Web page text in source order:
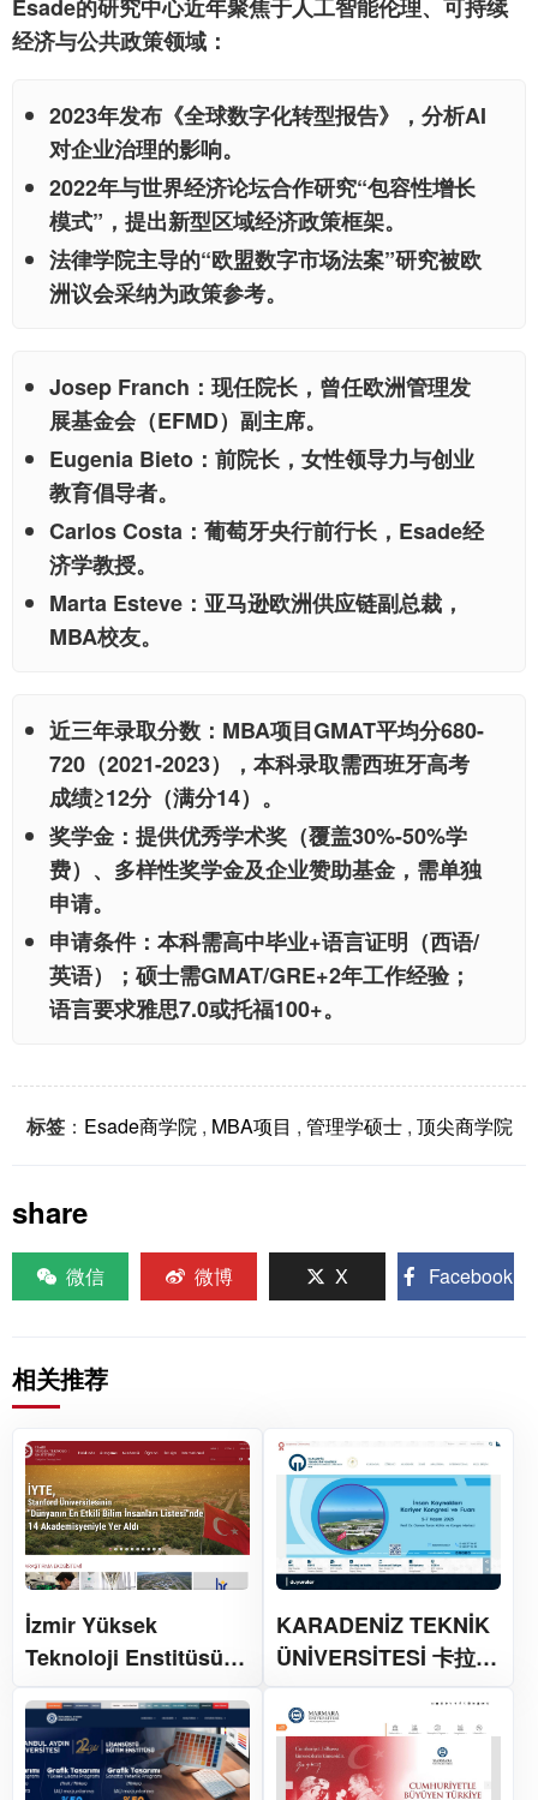
Esade的研究中心近年聚焦于人工智能伦理、可持续
经济与公共政策领域：
2023年发布《全球数字化转型报告》，分析AI
对企业治理的影响。
2022年与世界经济论坛合作研究“包容性增长
模式”，提出新型区域经济政策框架。
法律学院主导的“欧盟数字市场法案”研究被欧
洲议会采纳为政策参考。
Josep Franch ：现任院长，曾任欧洲管理发
展基金会（EFMD）副主席。
Eugenia Bieto ：前院长，女性领导力与创业
教育倡导者。
Carlos Costa ：葡萄牙央行前行长，Esade经
济学教授。
Marta Esteve ：亚马逊欧洲供应链副总裁，
MBA校友。
近三年录取分数 ：MBA项目GMAT平均分680-
720（2021-2023），本科录取需西班牙高考
成绩≥12分（满分14）。
奖学金 ：提供优秀学术奖（覆盖30%-50%学
费）、多样性奖学金及企业赞助基金，需单独
申请。
申请条件：本科需高中毕业+语言证明（西语/
英语）；硕士需GMAT/GRE+2年工作经验；
语言要求雅思7.0或托福100+。
标签： Esade商学院, MBA项目 , 管理学硕士, 顶尖商学院
share
微信 微博 X Facebook
相关推荐
İzmir Yüksek
Teknoloji Enstitüsü
伊兹密尔高科技研究所
KARADENİZ TEKNİK
ÜNİVERSİTESİ 卡拉德
尼兹技术大学